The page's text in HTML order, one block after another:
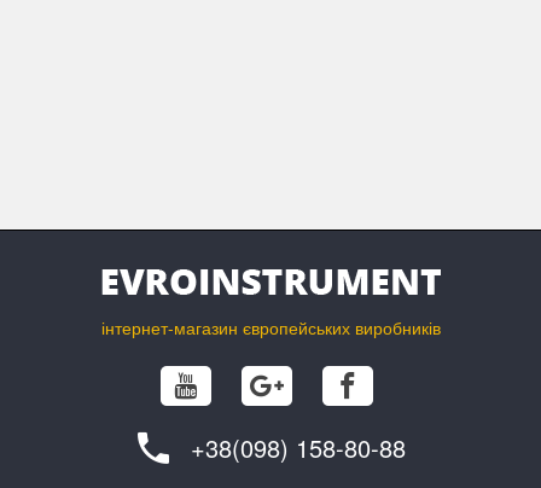
інтернет-магазин європейських виробників
+38(098) 158-80-88